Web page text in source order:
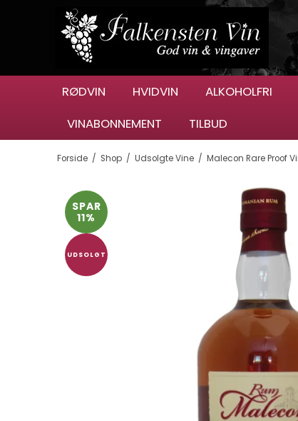
RØDVIN HVIDVIN ALKOHOLFRI
VINABONNEMENT
TILBUD
Forside / Shop / Udsolgte Vine / Malecon Rare Proof
SPAR
11%
UDSOLGT